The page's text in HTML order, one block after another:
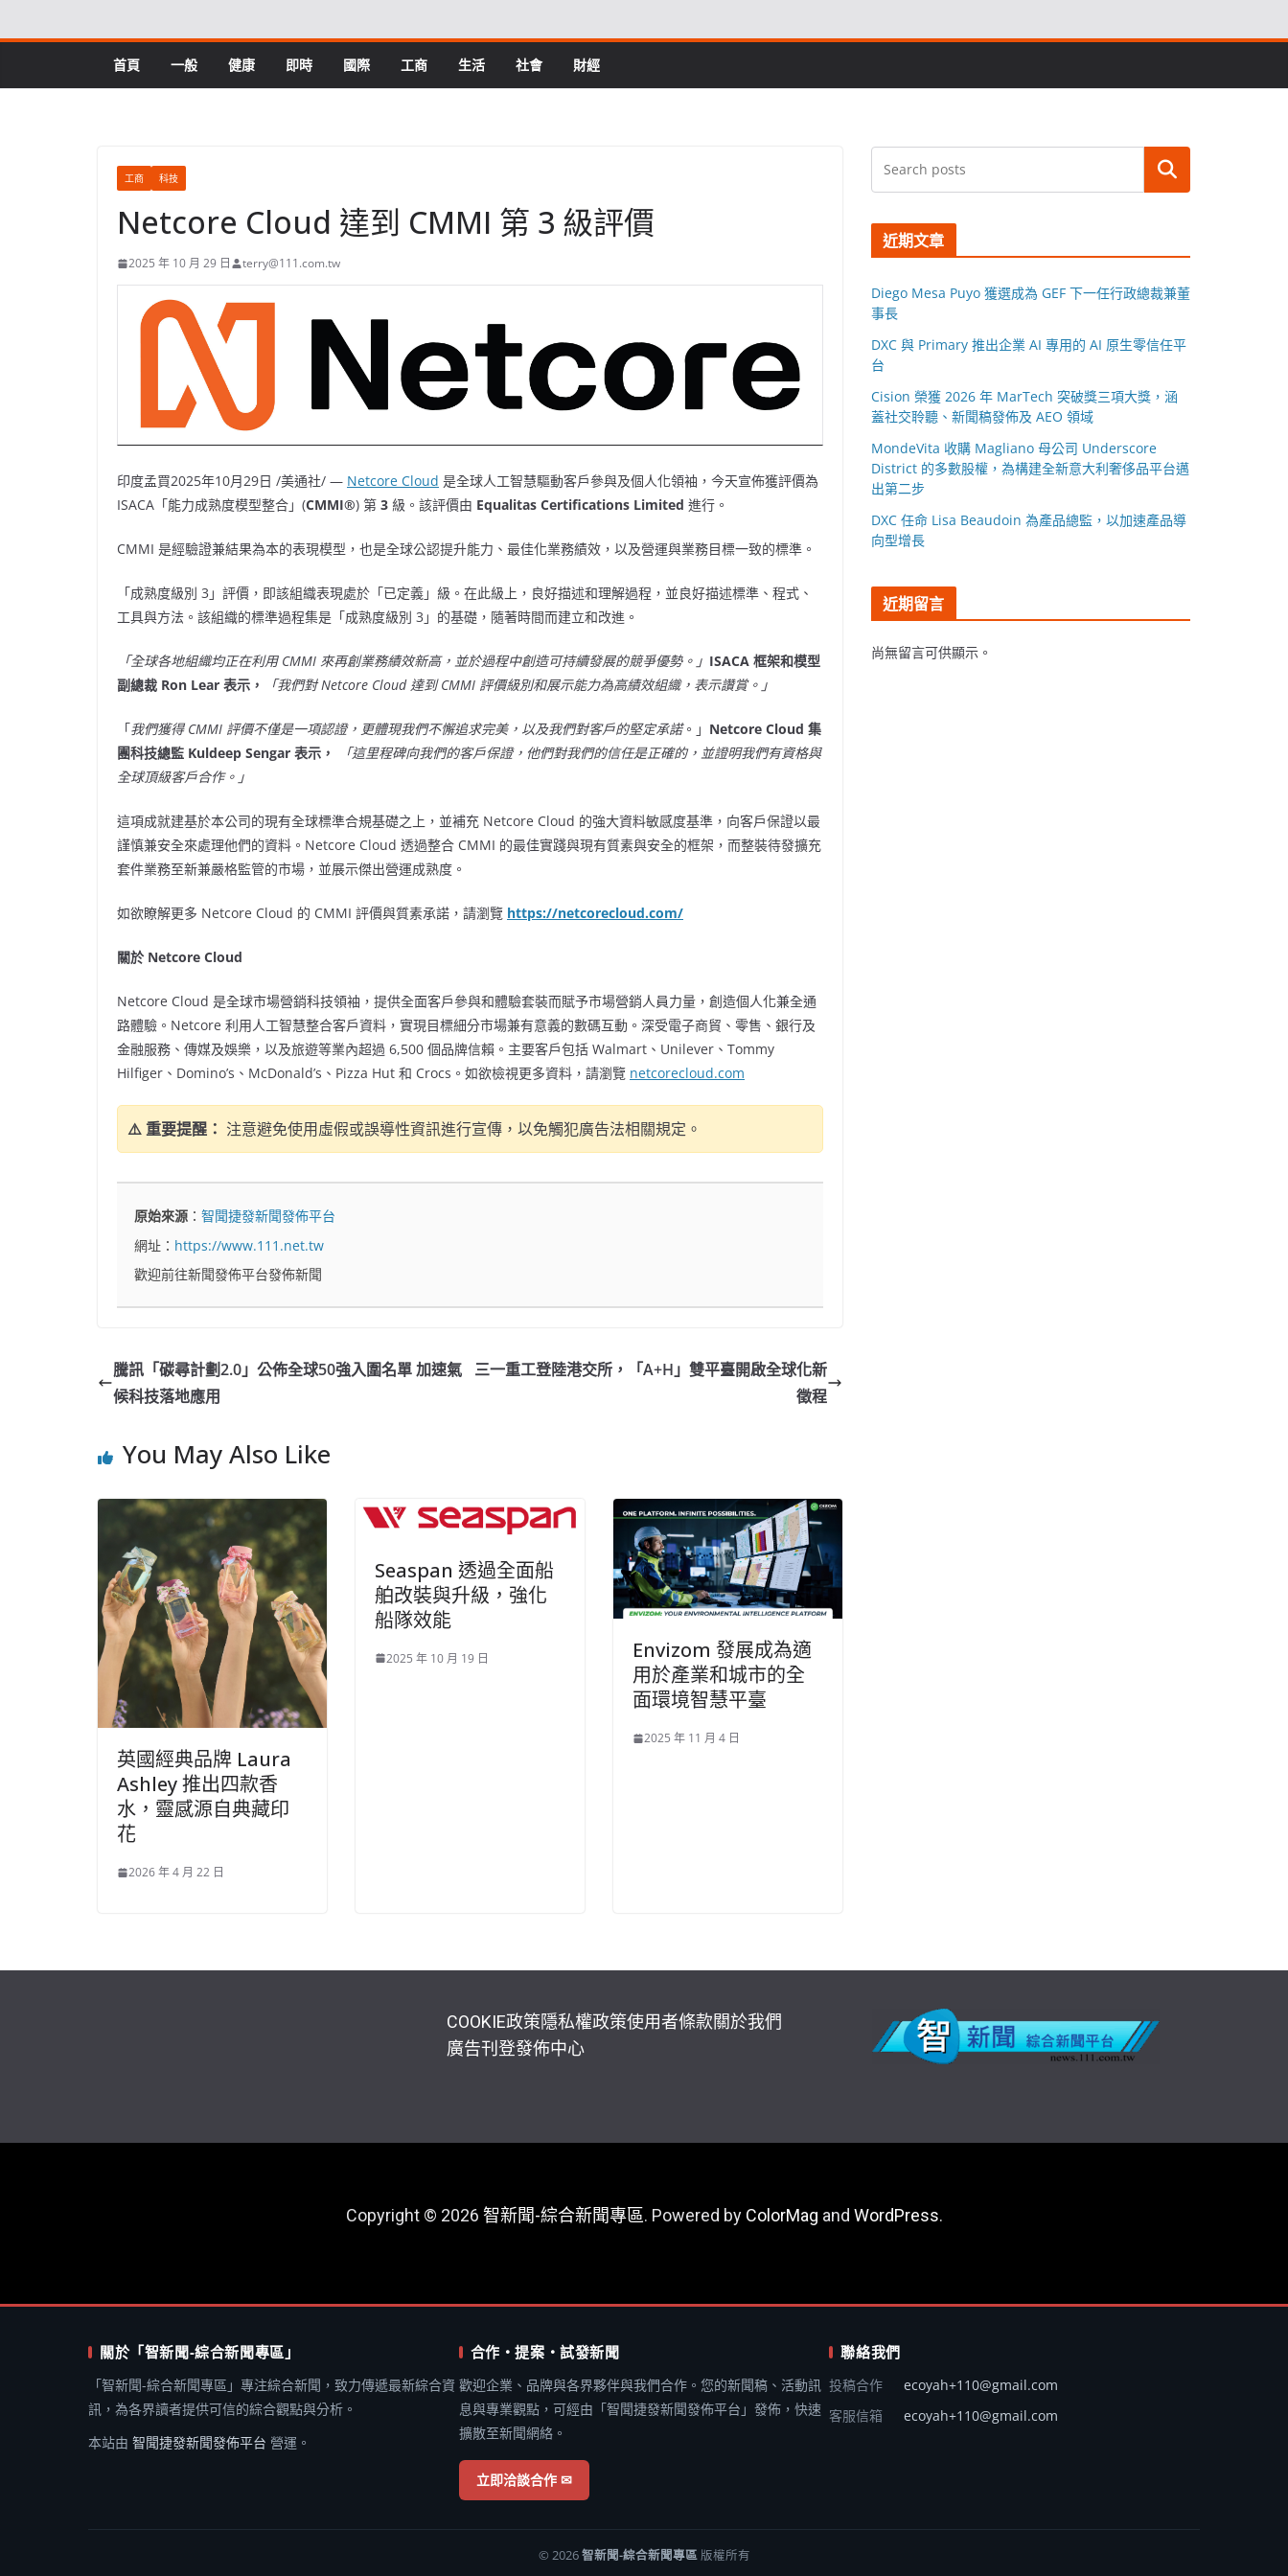
to
首頁 一般 健康 即時 國際 工商 生活 社會 財經
工商 科技
Netcore Cloud 達到 CMMI 第 3 級評價
2025 年 10 月 29 日 terry@111.com.tw
印度孟買2025年10月29日 /美通社/ — Netcore Cloud 是全球人工智慧驅動客戶參與及個人化領袖，今天宣佈獲評價為
ISACA「能力成熟度模型整合」(CMMI®) 第 3 級。該評價由 Equalitas Certifications Limited 進行。
CMMI 是經驗證兼結果為本的表現模型，也是全球公認提升能力、最佳化業務績效，以及營運與業務目標一致的標準。
「成熟度級別 3」評價，即該組織表現處於「已定義」級。在此級上，良好描述和理解過程，並良好描述標準、程式、
工具與方法。該組織的標準過程集是「成熟度級別 3」的基礎，隨著時間而建立和改進。
「全球各地組織均正在利用 CMMI 來再創業務績效新高，並於過程中創造可持續發展的競爭優勢。」 ISACA 框架和模型
副總裁 Ron Lear 表示， 「我們對 Netcore Cloud 達到 CMMI 評價級別和展示能力為高績效組織，表示讚賞。」
「我們獲得 CMMI 評價不僅是一項認證，更體現我們不懈追求完美，以及我們對客戶的堅定承諾。」 Netcore Cloud 集
團科技總監 Kuldeep Sengar 表示，
「這里程碑向我們的客戶保證，他們對我們的信任是正確的，並證明我們有資格與
全球頂級客戶合作。」
這項成就建基於本公司的現有全球標準合規基礎之上，並補充 Netcore Cloud 的強大資料敏感度基準，向客戶保證以最
謹慎兼安全來處理他們的資料。Netcore Cloud 透過整合 CMMI 的最佳實踐與現有質素與安全的框架，而整裝待發擴充
套件業務至新兼嚴格監管的市場，並展示傑出營運成熟度。
如欲瞭解更多 Netcore Cloud 的 CMMI 評價與質素承諾，請瀏覽 https://netcorecloud.com/
關於 Netcore Cloud
Netcore Cloud 是全球市場營銷科技領袖，提供全面客戶參與和體驗套裝而賦予市場營銷人員力量，創造個人化兼全通
路體驗。Netcore 利用人工智慧整合客戶資料，實現目標細分市場兼有意義的數碼互動。深受電子商貿、零售、銀行及
金融服務、傳媒及娛樂，以及旅遊等業內超過 6,500 個品牌信賴。主要客戶包括 Walmart、Unilever、Tommy
Hilfiger、Domino’s、McDonald’s、Pizza Hut 和 Crocs。如欲檢視更多資料，請瀏覽 netcorecloud.com
⚠️ 重要提醒： 注意避免使用虛假或誤導性資訊進行宣傳，以免觸犯廣告法相關規定。
原始來源 ：智聞捷發新聞發佈平台
網址： https://www.111.net.tw
歡迎前往新聞發佈平台發佈新聞
騰訊「碳尋計劃2.0」公佈全球50強入圍名單 加速氣
候科技落地應用
三一重工登陸港交所，「A+H」雙平臺開啟全球化新
徵程
You May Also Like
英國經典品牌 Laura
Ashley 推出四款香
水，靈感源自典藏印
花
2026 年 4 月 22 日
Seaspan 透過全面船
舶改裝與升級，強化
船隊效能
2025 年 10 月 19 日
Envizom 發展成為適
用於產業和城市的全
面環境智慧平臺
2025 年 11 月 4 日
搜尋
近期文章
Diego Mesa Puyo 獲選成為 GEF 下一任行政總裁兼董
事長
DXC 與 Primary 推出企業 AI 專用的 AI 原生零信任平
台
Cision 榮獲 2026 年 MarTech 突破獎三項大獎，涵
蓋社交聆聽、新聞稿發佈及 AEO 領域
MondeVita 收購 Magliano 母公司 Underscore
District 的多數股權，為構建全新意大利奢侈品平台邁
出第二步
DXC 任命 Lisa Beaudoin 為產品總監，以加速產品導
向型增長
近期留言
尚無留言可供顯示。
COOKIE政策隱私權政策使用者條款關於我們
廣告刊登發佈中心
Copyright © 2026 智新聞-綜合新聞專區. Powered by ColorMag and WordPress.
關於「智新聞-綜合新聞專區」
「智新聞-綜合新聞專區」專注綜合新聞，致力傳遞最新綜合資
訊，為各界讀者提供可信的綜合觀點與分析。
本站由 智聞捷發新聞發佈平台 營運。
合作・提案・試發新聞
歡迎企業、品牌與各界夥伴與我們合作。您的新聞稿、活動訊
息與專業觀點，可經由「智聞捷發新聞發佈平台」發佈，快速
擴散至新聞網絡。
立即洽談合作 ✉
聯絡我們
投稿合作
ecoyah+110@gmail.com
客服信箱
ecoyah+110@gmail.com
© 2026智新聞-綜合新聞專區版權所有